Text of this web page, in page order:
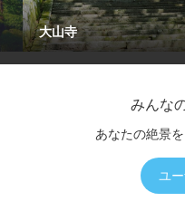
大山寺
みんな
あなたの絶景
ユ